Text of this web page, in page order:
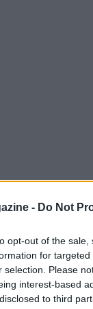
- Do Not
opt-out of the
for
selection. Please
interest-based
to third
la
World
Andrea Di